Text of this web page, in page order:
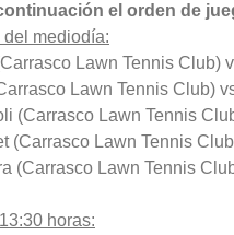
el orden de
del mediodía:
Lawn Tennis Club)
Lawn Tennis Club)
(Carrasco Lawn Tennis
(Carrasco Lawn Tennis
(Carrasco Lawn Tennis
horas: